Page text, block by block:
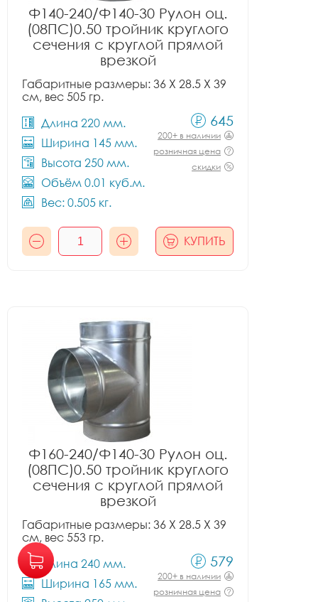
Ф140-240/Ф140-30 Рулон оц.
(08ПС)0.50 тройник круглого
сечения с круглой прямой
врезкой
Габаритные размеры: 36 X 28.5 X 39
см, вес 505 гр.
Длина 220 мм.
Ширина 145 мм.
Высота 250 мм.
Объём 0.01 куб.м.
Вес: 0.505 кг.
645
200+ в наличии
розничная цена
скидки
КУПИТЬ
Ф160-240/Ф140-30 Рулон оц.
(08ПС)0.50 тройник круглого
сечения с круглой прямой
врезкой
Габаритные размеры: 36 X 28.5 X 39
см, вес 553 гр.
Длина 240 мм.
Ширина 165 мм.
579
200+ в наличии
розничная цена